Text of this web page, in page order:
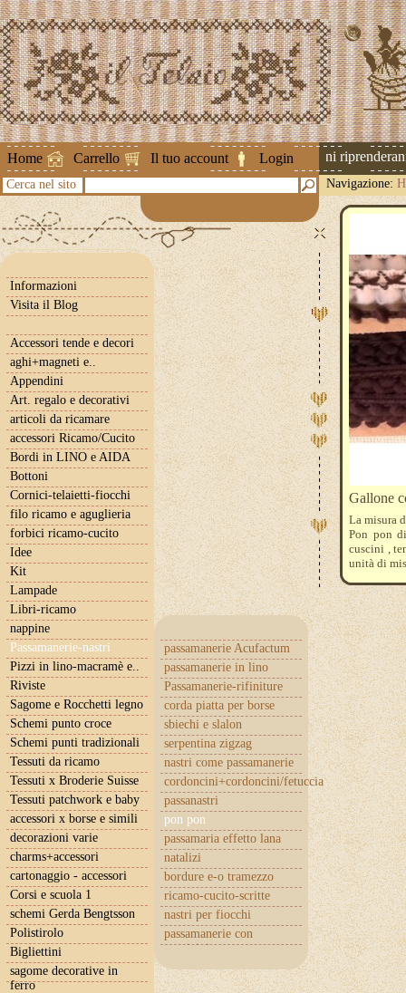
Home Carrello Il tuo account Login
Attenzione ! Le spedizioni
Cerca nel sito Navigazione:
Informazioni
Visita il Blog
Accessori tende e decori
aghi+magneti e..
Appendini
Art. regalo e decorativi
articoli da ricamare
accessori Ricamo/Cucito
Bordi in LINO e AIDA
Bottoni
Cornici-telaietti-fiocchi
filo ricamo e aguglieria
forbici ricamo-cucito
Idee
Kit
Lampade
Libri-ricamo
nappine
Passamanerie-nastri
passamanerie Acufactum
passamanerie in lino
Passamanerie-rifiniture
corda piatta per borse
sbiechi e slalon
serpentina zigzag
nastri come passamanerie
cordoncini+cordoncini/fetuccia
passanastri
pon pon
passamaria effetto lana
natalizi
bordure e-o tramezzo
ricamo-cucito-scritte
nastri per fiocchi
passamanerie con
cuoricini
Pizzi in lino-macramè e..
Riviste
Sagome e Rocchetti legno
Schemi punto croce
Schemi punti tradizionali
Tessuti da ricamo
Tessuti x Broderie Suisse
Tessuti patchwork e baby
accessori x borse e simili
decorazioni varie
charms+accessori
cartonaggio - accessori
Corsi e scuola 1
schemi Gerda Bengtsson
Polistirolo
Bigliettini
sagome decorative in
ferro
Gallone
La misura
Pon pon
cuscini ,
unità di